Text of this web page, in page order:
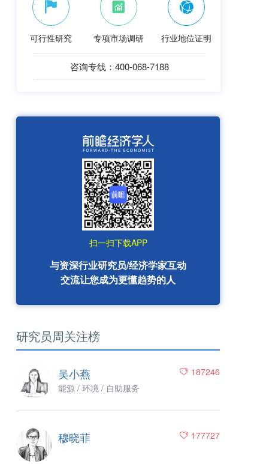
可行性研究 专项市场调研 行业地位证明
咨询专线：400-068-7188
扫一扫下载APP
与资深行业研究员/经济学家互动
交流让您成为更懂趋势的人
研究员周关注榜
187246
吴小燕
能源 / 环境 / 自助服务
177727
穆晓菲